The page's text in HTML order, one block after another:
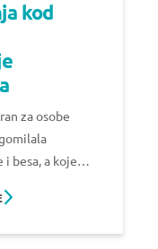
kod
za osobe
besa, a koje